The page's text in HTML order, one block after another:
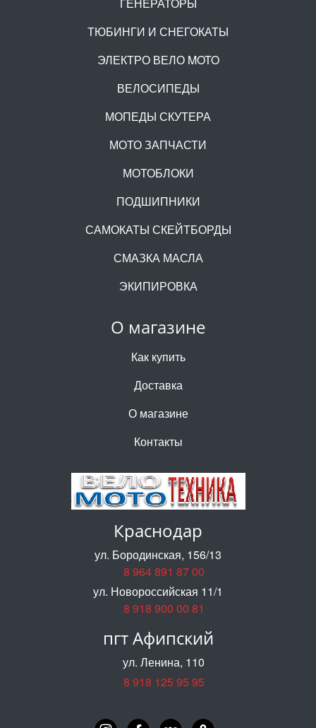
О магазине
Как купить
Доставка
О магазине
Контакты
ТЮБИНГИ И СНЕГОКАТЫ
ЭЛЕКТРО ВЕЛО MOTO
ВЕЛОСИПЕДЫ
МОПЕДЫ СКУТЕРА
МОТО ЗАПЧАСТИ
МОТОБЛОКИ
ПОДШИПНИКИ
САМОКАТЫ СКЕЙТБОРДЫ
СМАЗКА МАСЛА
ЭКИПИРОВКА
Краснодар
ул. Бородинская, 156/13
8 964 891 87 00
ул. Новороссийская 11/1
8 918 900 00 81
пгт Афипский
ул. Ленина, 110
8 918 125 95 95